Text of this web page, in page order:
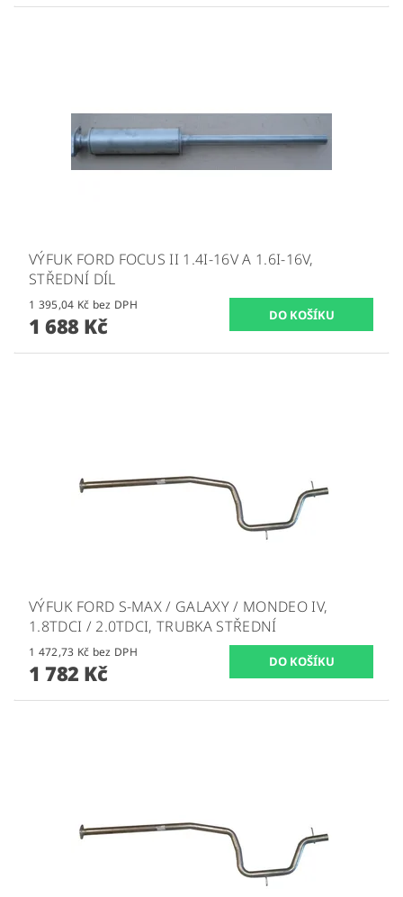
VÝFUK FORD FOCUS II 1.4I-16V A 1.6I-16V,
STŘEDNÍ DÍL
1 395,04 Kč bez DPH
1 688 Kč
VÝFUK FORD S-MAX / GALAXY / MONDEO IV,
1.8TDCI / 2.0TDCI, TRUBKA STŘEDNÍ
1 472,73 Kč bez DPH
1 782 Kč